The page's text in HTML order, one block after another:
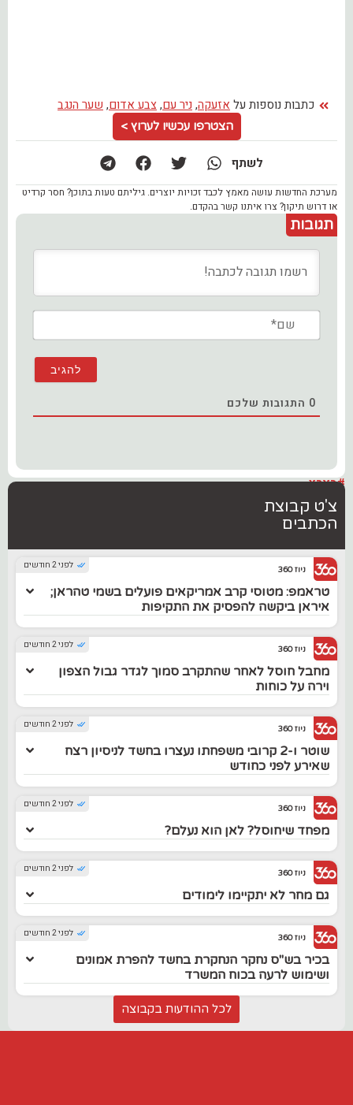
כתבות נוספות על אזעקה, ניר עם,צבע אדום, שער הנגב
הצטרפו עכשיו לערוץ >
לשתף
מערכת החדשות עושה מאמץ לכבד זכויות יוצרים. גיליתם טעות בתוכן? חסר קרדיט
או דרוש תיקון? צרו איתנו קשר בהקדם.
תגובות
0 התגובות שלכם
#בארץ
צ'ט קבוצת
הכתבים
לפני 2 חודשים ניוז 360
טראמפ: מטוסי קרב אמריקאים פועלים בשמי טהראן;
איראן ביקשה להפסיק את התקיפות
לפני 2 חודשים ניוז 360
מחבל חוסל לאחר שהתקרב סמוך לגדר גבול הצפון
וירה על כוחות
לפני 2 חודשים ניוז 360
שוטר ו-2 קרובי משפחתו נעצרו בחשד לניסיון רצח
שאירע לפני כחודש
לפני 2 חודשים ניוז 360
מפחד שיחוסל? לאן הוא נעלם?
לפני 2 חודשים ניוז 360
גם מחר לא יתקיימו לימודים
לפני 2 חודשים ניוז 360
בכיר בש"ס נחקר הנחקרת בחשד להפרת אמונים
ושימוש לרעה בכוח המשרד
לכל ההודעות בקבוצה